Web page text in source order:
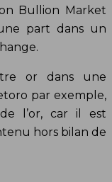
Bullion Market
part dans un
or dans une
par exemple,
l’or, car il est
hors bilan de